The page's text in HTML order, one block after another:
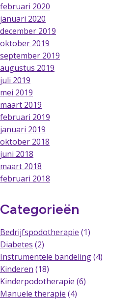
februari 2020
januari 2020
december 2019
oktober 2019
september 2019
augustus 2019
juli 2019
mei 2019
maart 2019
februari 2019
januari 2019
oktober 2018
juni 2018
maart 2018
februari 2018
Categorieën
Bedrijfspodotherapie (1)
Diabetes (2)
Instrumentele bandeling(4)
Kinderen (18)
Kinderpodotherapie (6)
Manuele therapie (4)